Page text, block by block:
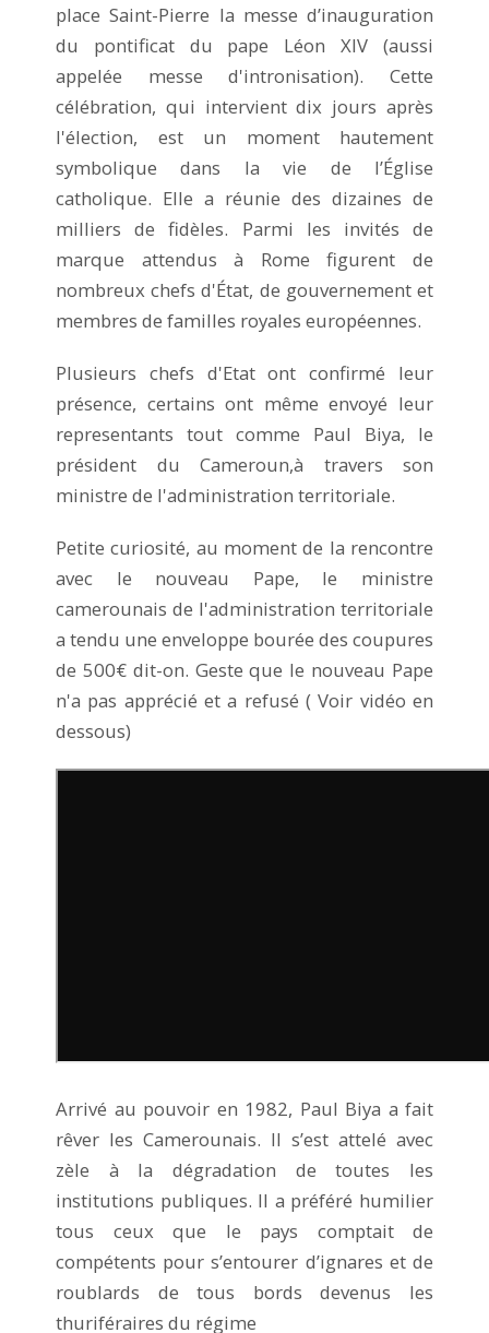
place Saint-Pierre la messe d’inauguration
du pontificat du pape Léon XIV (aussi
appelée messe d'intronisation). Cette
célébration, qui intervient dix jours après
l'élection, est un moment hautement
symbolique dans la vie de l’Église
catholique. Elle a réunie des dizaines de
milliers de fidèles. Parmi les invités de
marque attendus à Rome figurent de
nombreux chefs d'État, de gouvernement et
membres de familles royales européennes.
Plusieurs chefs d'Etat ont confirmé leur
présence, certains ont même envoyé leur
representants tout comme Paul Biya, le
président du Cameroun,à travers son
ministre de l'administration territoriale.
Petite curiosité, au moment de la rencontre
avec le nouveau Pape, le ministre
camerounais de l'administration territoriale
a tendu une enveloppe bourée des coupures
de 500€ dit-on. Geste que le nouveau Pape
n'a pas apprécié et a refusé ( Voir vidéo en
dessous)
Arrivé au pouvoir en 1982, Paul Biya a fait
rêver les Camerounais. Il s’est attelé avec
zèle à la dégradation de toutes les
institutions publiques. Il a préféré humilier
tous ceux que le pays comptait de
compétents pour s’entourer d’ignares et de
roublards de tous bords devenus les
thuriféraires du régime